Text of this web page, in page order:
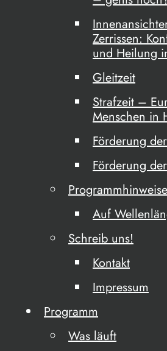
Zerrissen:
und Heilung
Gleitzeit
Strafzeit –
Menschen in
Förderung
Förderung
Programmhinweise
Auf
Schreib uns!
Kontakt
Impressum
Programm
Was läuft